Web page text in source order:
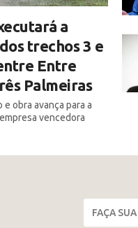
a
trechos 3 e
Entre
Palmeiras
obra avança para a
vencedora